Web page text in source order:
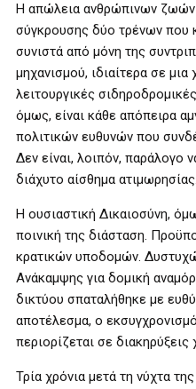
Η απώλεια ανθρώπινων ζωών
σύγκρουσης δύο τρένων που
συνιστά από μόνη της
μηχανισμού, ιδιαίτερα σε
λειτουργικές
όμως, είναι κάθε απόπειρα
πολιτικών ευθυνών που
Δεν είναι, λοιπόν, παράλογο
διάχυτο αίσθημα ατιμωρησίας.
Η ουσιαστική Δικαιοσύνη,
ποινική της διάσταση.
κρατικών υποδομών.
Ανάκαμψης για δομική
δικτύου σπαταλήθηκε με
αποτέλεσμα, ο
περιορίζεται σε
Τρία χρόνια μετά τη νύχτα